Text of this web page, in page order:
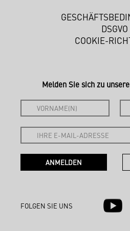
DSGVO
COOKIE-
Melden Sie sich zu
FOLGEN SIE UNS